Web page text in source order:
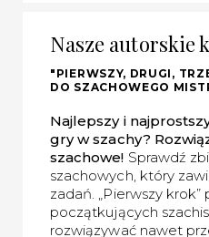
Nasze autorskie
"PIERWSZY, DRUGI,
DO SZACHOWEGO
Najlepszy i
gry w szachy?
szachowe! Sprawdź
szachowych, który
zadań. „Pierwszy
początkujących
rozwiązywać nawet